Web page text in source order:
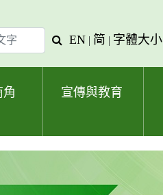
查
字
EN | 简 | 字體大小
角 宣傳與教育